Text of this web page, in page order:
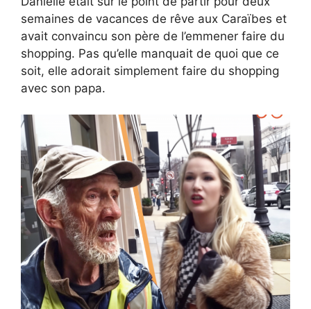
semaines de vacances de rêve aux Caraïbes et
avait convaincu son père de l’emmener faire du
shopping. Pas qu’elle manquait de quoi que ce
soit, elle adorait simplement faire du shopping
avec son papa.